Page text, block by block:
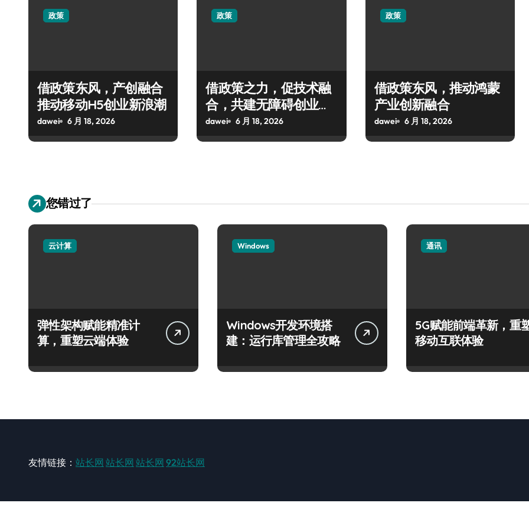
政策
借政策东风，产创融合
推动移动H5创业新浪潮
dawei 6 月 18, 2026
政策
借政策之力，促技术融
合，共建无障碍创业生
态
dawei 6 月 18, 2026
政策
借政策东风，推动鸿蒙
产业创新融合
dawei 6 月 18, 2026
您错过了
云计算
弹性架构赋能精准计
算，重塑云端体验
Windows
Windows开发环境搭
建：运行库管理全攻略
通讯
5G赋能前端革新，重
移动互联体验
友情链接： 站长网 站长网 站长网 92站长网